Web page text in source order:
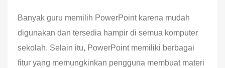
Banyak guru memilih PowerPoint karena mudah
digunakan dan tersedia hampir di semua komputer
sekolah. Selain itu, PowerPoint memiliki berbagai
fitur yang memungkinkan pengguna membuat materi